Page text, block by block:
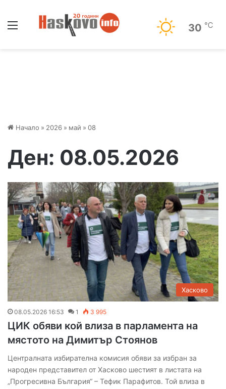
30 ℃
Начало » 2026 » май » 08
Ден: 08.05.2026
Хасково
08.05.2026 16:53 1 3 995
ЦИК обяви кой влиза в парламента на
мястото на Димитър Стоянов
Централната избирателна комисия обяви за избран за
народен представител от Хасково шестият в листата на
„Прогресивна България“ – Тефик Парафитов. Той влиза в